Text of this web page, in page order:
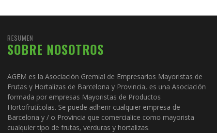
RESUMEN
SOBRE NOSOTROS
AGEM es la Asociación Gremial de Empresarios Mayoristas de
Frutas y Hortalizas de Barcelona y Provincia, es una Asociación
formada por empresas Mayoristas de Productos
Hortofrutícolas. Se puede adherir cualquier empresa de
Barcelona y / o Provincia que comercialice como mayorista
cualquier tipo de frutas, verduras y hortalizas.